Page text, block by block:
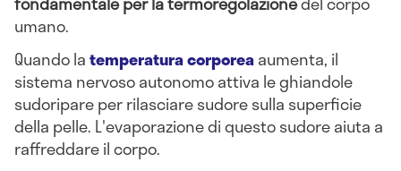
umano.
Quando latemperatura corporeaaumenta, il
sistema nervoso autonomo attiva le ghiandole
sudoripare per rilasciare sudore sulla superficie
della pelle. L'evaporazione di questo sudore aiuta a
raffreddare il corpo.